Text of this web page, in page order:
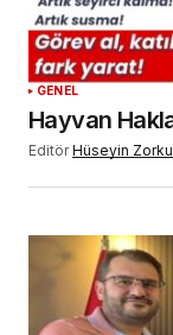
GENEL
Hayvan
Editör Hüseyin